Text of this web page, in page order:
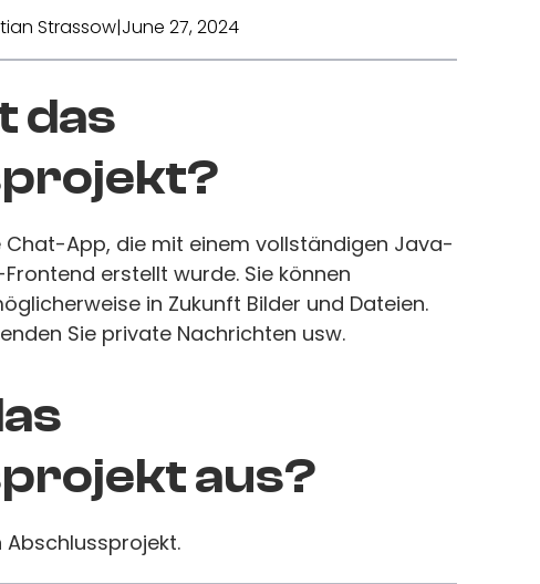
Strassow|June 27, 2024
das
App, die mit einem vollständigen Java-
erstellt wurde. Sie können
in Zukunft Bilder und Dateien.
Sie private Nachrichten usw.
aus?
Abschlussprojekt.